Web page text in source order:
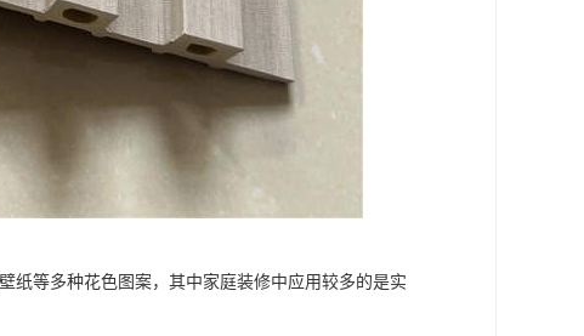
纸等多种花色图案，其中家庭装修中应用较多的是实